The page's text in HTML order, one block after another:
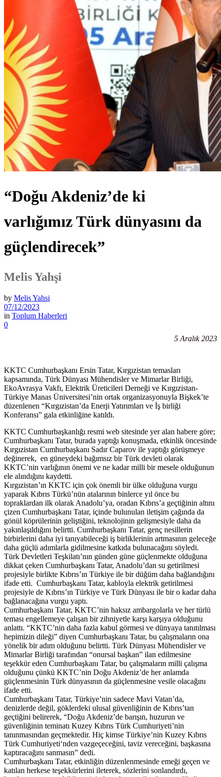
“Doğu Akdeniz’de ki
varlığımız Türk dünyasını da
güçlendirecek”
Melis Yahşi
by Melis Yahsi
07/12/2023
in Toplum Haberleri
0
5 Aralık 2023
KKTC Cumhurbaşkanı Ersin Tatar, Kırgızistan temasları
kapsamında, Türk Dünyası Mühendisler ve Mimarlar Birliği,
EkoAvrasya Vakfı, Elektrik Üreticileri Derneği ve Kırgızistan-
Türkiye Manas Üniversitesi’nin ortak organizasyonuyla Bişkek’te
düzenlenen “Kırgızistan’da Enerji Yatırımları ve İş birliği
Konferansı” gala etkinliğine katıldı.
KKTC Cumhurbaşkanlığı resmi web sitesinde yer alan habere göre;
Cumhurbaşkanı Tatar, burada yaptığı konuşmada, etkinlik öncesinde
Kırgızistan Cumhurbaşkanı Sadır Caparov ile yaptığı görüşmeye
değinerek, en güneydeki bağımsız bir Türk devleti olarak
KKTC’nin varlığının önemi ve ne kadar milli bir mesele olduğunun
ele alındığını kaydetti.
Kırgızistan’ın KKTC için çok önemli bir ülke olduğuna vurgu
yaparak Kıbrıs Türkü’nün atalarının binlerce yıl önce bu
topraklardan ilk olarak Anadolu’ya, oradan Kıbrıs’a geçtiğinin altını
çizen Cumhurbaşkanı Tatar, içinde bulunulan iletişim çağında da
gönül köprülerinin geliştiğini, teknolojinin gelişmesiyle daha da
yakınlaşıldığını belirtti. Cumhurbaşkanı Tatar, genç nesillerin
birbirlerini daha iyi tanıyabileceği iş birliklerinin artmasının geleceğe
daha güçlü adımlarla gidilmesine katkıda bulunacağını söyledi.
Türk Devletleri Teşkilatı’nın günden güne güçlenmekte olduğuna
dikkat çeken Cumhurbaşkanı Tatar, Anadolu’dan su getirilmesi
projesiyle birlikte Kıbrıs’ın Türkiye ile bir düğüm daha bağlandığını
ifade etti. Cumhurbaşkanı Tatar, kabloyla elektrik getirilmesi
projesiyle de Kıbrıs’ın Türkiye ve Türk Dünyası ile bir o kadar daha
bağlanacağına vurgu yaptı.
Cumhurbaşkanı Tatar, KKTC’nin haksız ambargolarla ve her türlü
teması engellemeye çalışan bir zihniyetle karşı karşıya olduğunu
anlattı. “KKTC’nin daha fazla kabul görmesi ve dünyaya tanıtılması
hepimizin dileği” diyen Cumhurbaşkanı Tatar, bu çalışmaların ona
yönelik bir adım olduğunu belirtti. Türk Dünyası Mühendisler ve
Mimarlar Birliği tarafından “onursal başkan” ilan edilmesine
teşekkür eden Cumhurbaşkanı Tatar, bu çalışmaların milli çalışma
olduğunu çünkü KKTC’nin Doğu Akdeniz’de her anlamda
güçlenmesinin Türk dünyasının da güçlenmesine vesile olacağını
ifade etti.
Cumhurbaşkanı Tatar, Türkiye’nin sadece Mavi Vatan’da,
denizlerde değil, göklerdeki ulusal güvenliğinin de Kıbrıs’tan
geçtiğini belirerek, “Doğu Akdeniz’de barışın, huzurun ve
güvenliğinin teminatı Kuzey Kıbrıs Türk Cumhuriyeti’nin
tanınmasından geçmektedir. Hiç kimse Türkiye’nin Kuzey Kıbrıs
Türk Cumhuriyeti‘nden vazgeçeceğini, taviz vereceğini, başkasına
kaptıracağını sanmasın” dedi.
Cumhurbaşkanı Tatar, etkinliğin düzenlenmesinde emeği geçen ve
katılan herkese teşekkürlerini ileterek, sözlerini sonlandırdı,